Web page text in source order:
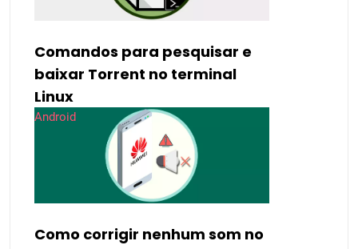
Comandos para pesquisar e
baixar Torrent no terminal
Linux
Android
Como corrigir nenhum som no